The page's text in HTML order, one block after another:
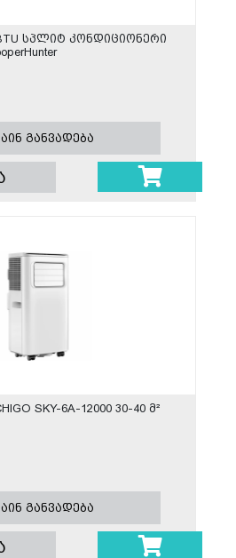
BTU სპლიტ კონდიციონერი
განვადება
SKY-6A-12000 30-40 მ²
განვადება